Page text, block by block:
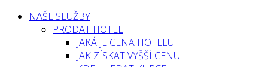
NAŠE SLUŽBY
PRODAT HOTEL
JAKÁ JE CENA HOTELU
JAK ZÍSKAT VYŠŠÍ CENU